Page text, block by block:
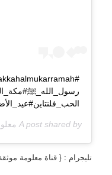
A post shared by
تليجرام : { قناة معلومة